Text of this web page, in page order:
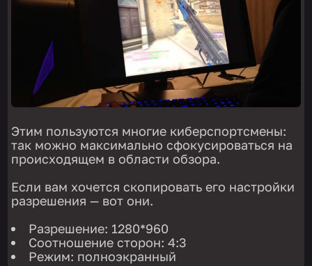
Этим пользуются многие киберспортсмены:
так можно максимально сфокусироваться на
происходящем в области обзора.
Если вам хочется скопировать его настройки
разрешения — вот они.
Разрешение: 1280*960
Соотношение сторон: 4:3
Режим: полноэкранный